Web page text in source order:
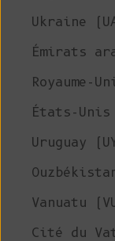
Ukraine
Royaume-
États-Unis
Uruguay
Vanuatu
Cité du